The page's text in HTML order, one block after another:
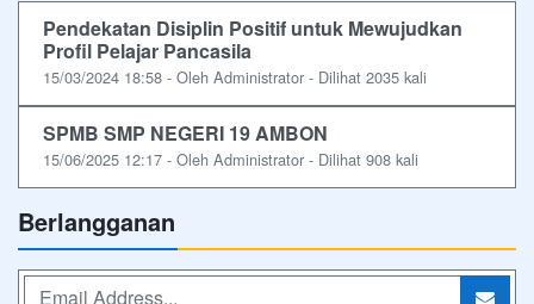
Pendekatan Disiplin Positif untuk Mewujudkan
Profil Pelajar Pancasila
15/03/2024 18:58 - Oleh Administrator - Dilihat 2035 kali
SPMB SMP NEGERI 19 AMBON
15/06/2025 12:17 - Oleh Administrator - Dilihat 908 kali
Berlangganan